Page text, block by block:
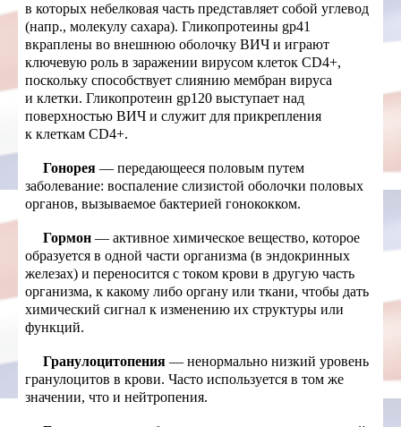
в которых небелковая часть представляет собой углевод
(напр., молекулу сахара). Гликопротеины gp41
вкраплены во внешнюю оболочку ВИЧ и играют
ключевую роль в заражении вирусом клеток CD4+,
поскольку способствует слиянию мембран вируса
и клетки. Гликопротеин gp120 выступает над
поверхностью ВИЧ и служит для прикрепления
к клеткам CD4+.
Гонорея — передающееся половым путем
заболевание: воспаление слизистой оболочки половых
органов, вызываемое бактерией гонококком.
Гормон — активное химическое вещество, которое
образуется в одной части организма (в эндокринных
железах) и переносится с током крови в другую часть
организма, к какому либо органу или ткани, чтобы дать
химический сигнал к изменению их структуры или
функций.
Гранулоцитопения — ненормально низкий уровень
гранулоцитов в крови. Часто используется в том же
значении, что и нейтропения.